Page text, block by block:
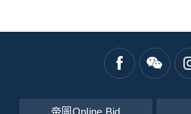
帝圖Online Bid